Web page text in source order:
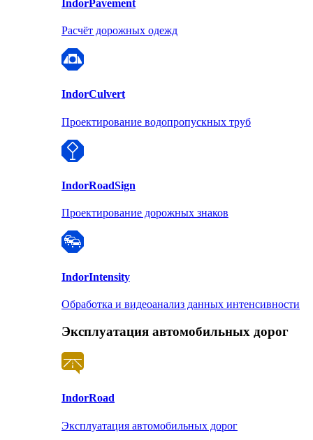
IndorPavement
Расчёт дорожных одежд
IndorCulvert
Проектирование водопропускных труб
IndorRoadSign
Проектирование дорожных знаков
IndorIntensity
Обработка и видеоанализ данных интенсивности
Эксплуатация автомобильных дорог
IndorRoad
Эксплуатация автомобильных дорог